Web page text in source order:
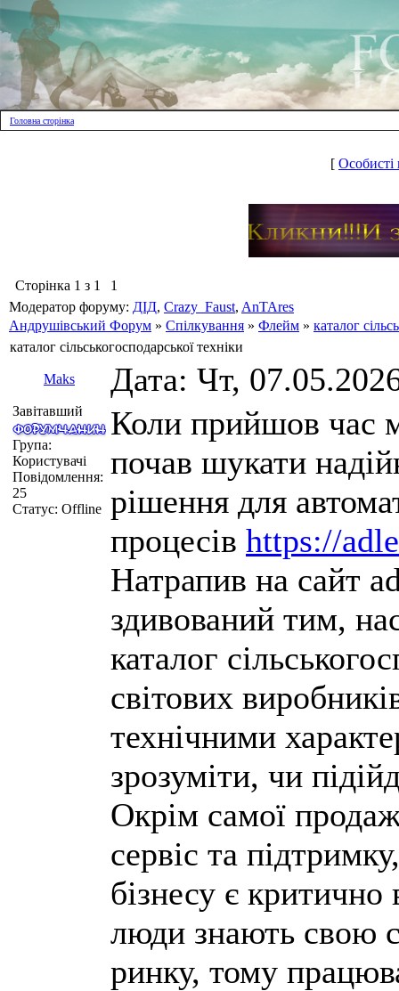
Головна сторінка
[ Особисті
Сторінка 1 з 1
1
Модератор форуму: ДІД, Crazy_Faust, AnTAres
Андрушівський Форум » Спілкування » Флейм » каталог
каталог сільськогосподарської техніки
Maks Дата: Чт,
Завітавший
Група:
Користувачі
Повідомлення:
25
Статус: Offline
Коли прийшов час
почав шукати
рішення для
процесів https://
Натрапив на сайт
здивований тим,
каталог
світових
технічними
зрозуміти, чи
Окрім самої
сервіс та
бізнесу є
люди знають свою
ринку, тому